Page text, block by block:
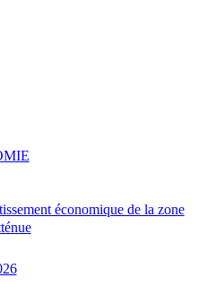
économique de la zone